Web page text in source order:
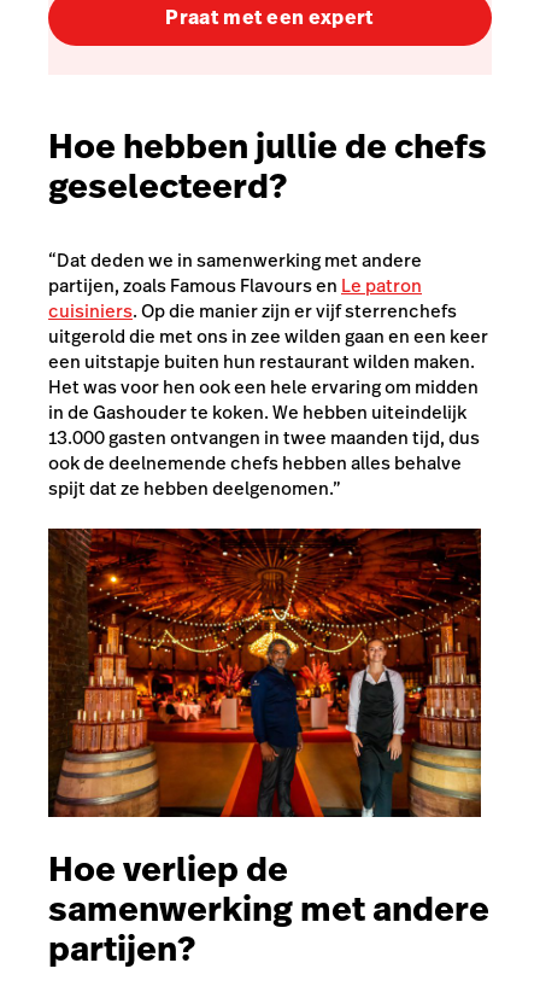
Praat met een expert
Hoe hebben jullie de chefs
geselecteerd?
“Dat deden we in samenwerking met andere
partijen, zoals Famous Flavours en Le patron
cuisiniers. Op die manier zijn er vijf sterrenchefs
uitgerold die met ons in zee wilden gaan en een keer
een uitstapje buiten hun restaurant wilden maken.
Het was voor hen ook een hele ervaring om midden
in de Gashouder te koken. We hebben uiteindelijk
13.000 gasten ontvangen in twee maanden tijd, dus
ook de deelnemende chefs hebben alles behalve
spijt dat ze hebben deelgenomen.”
Hoe verliep de
samenwerking met andere
partijen?